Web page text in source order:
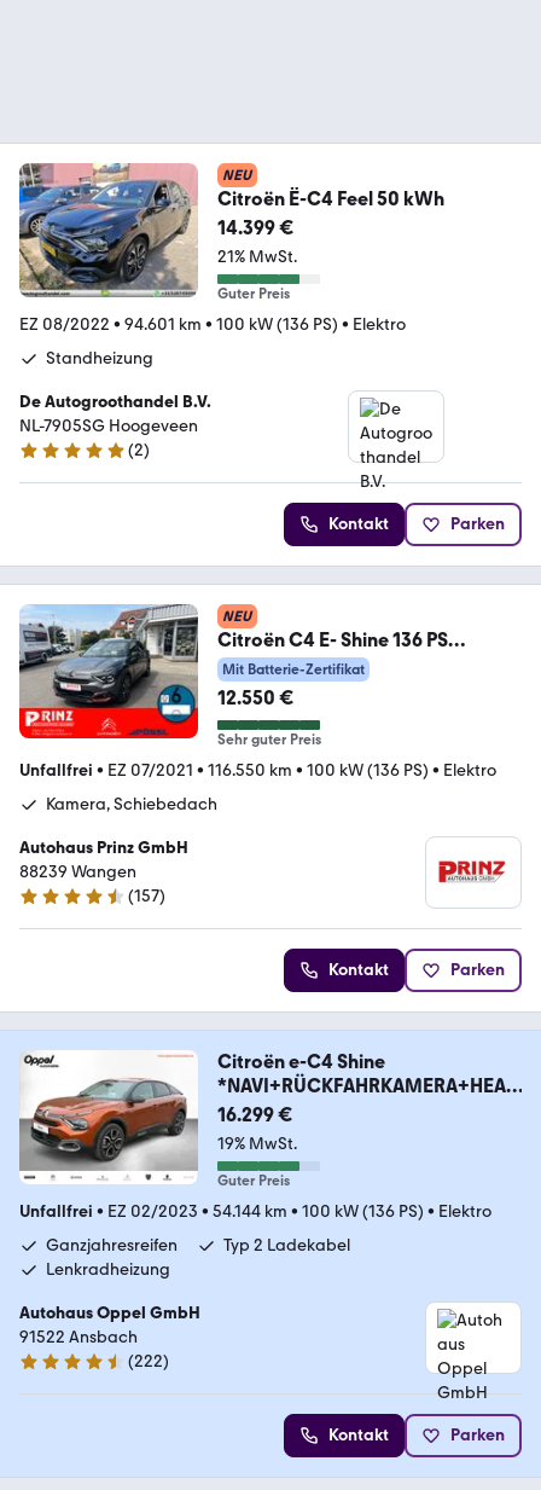
NEU
Citroën Ë-C4 Feel 50 kWh
14.399 €
21% MwSt.
Guter Preis
EZ 08/2022 • 94.601 km • 100 kW (136 PS) • Elektro
Standheizung
De Autogroothandel B.V.
NL-7905SG Hoogeveen
5 Sterne
(2)
Kontakt Parken
NEU
Citroën C4 E- Shine 136 PS
*1.Hand *Schiebedach *Sitzhzg
Mit Batterie-Zertifikat
12.550 €
Sehr guter Preis
Unfallfrei • EZ 07/2021 • 116.550 km • 100 kW (136 PS) • Elektro
Kamera, Schiebedach
Autohaus Prinz GmbH
88239 Wangen
4.7 Sterne
(157)
Kontakt Parken
Citroën e-C4 Shine
*NAVI+RÜCKFAHRKAMERA+HEAD
-UP-DISPLAY*
16.299 €
19% MwSt.
Guter Preis
Unfallfrei • EZ 02/2023 • 54.144 km • 100 kW (136 PS) • Elektro
Ganzjahresreifen
Typ 2 Ladekabel
Lenkradheizung
Autohaus Oppel GmbH
91522 Ansbach
4.5 Sterne
(222)
Kontakt Parken